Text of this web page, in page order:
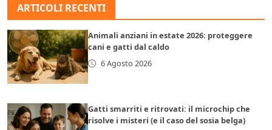
ARTICOLI RECENTI
Animali anziani in estate 2026: proteggere
cani e gatti dal caldo
6 Agosto 2026
Gatti smarriti e ritrovati: il microchip che
risolve i misteri (e il caso del sosia belga)